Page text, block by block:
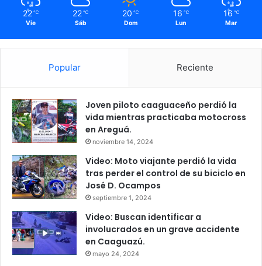
22 ℃
Vie
22 ℃
Sáb
20 ℃
Dom
16 ℃
Lun
16 ℃
Mar
Popular Reciente
Joven piloto caaguaceño perdió la
vida mientras practicaba motocross
en Areguá.
noviembre 14, 2024
Video: Moto viajante perdió la vida
tras perder el control de su biciclo en
José D. Ocampos
septiembre 1, 2024
Video: Buscan identificar a
involucrados en un grave accidente
en Caaguazú.
mayo 24, 2024